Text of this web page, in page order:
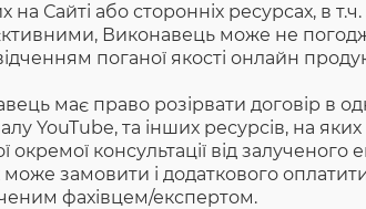
Сайті або сторонніх ресурсах, в
Виконавець може не
поганої якості онлайн
має право розірвати договір в
YouTube, та інших ресурсів, на
консультації від залученого
замовити і додаткового оплатити
фахівцем/експертом.